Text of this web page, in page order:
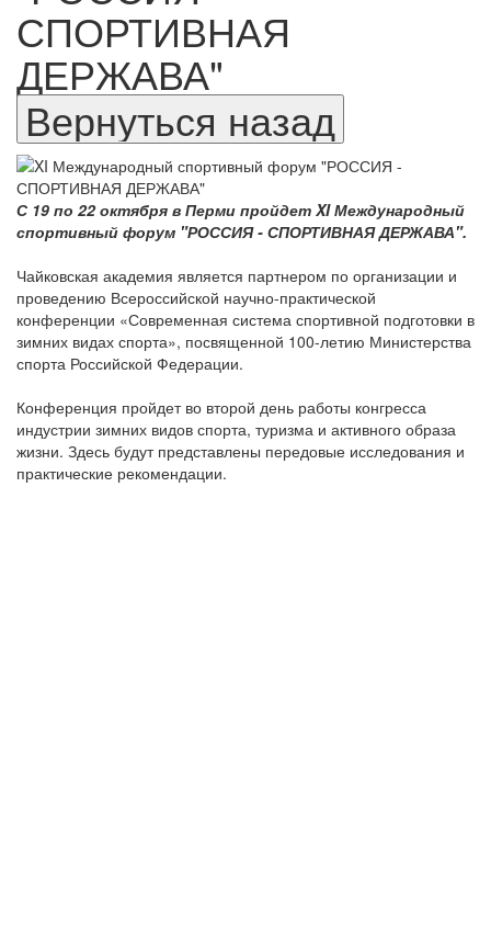
СПОРТИВНАЯ
ДЕРЖАВА"
С 19 по 22 октября в Перми пройдет XI Международный
спортивный форум "РОССИЯ - СПОРТИВНАЯ ДЕРЖАВА".
Чайковская академия является партнером по организации и
проведению Всероссийской научно-практической
конференции «Современная система спортивной подготовки в
зимних видах спорта», посвященной 100-летию Министерства
спорта Российской Федерации.
Конференция пройдет во второй день работы конгресса
индустрии зимних видов спорта, туризма и активного образа
жизни. Здесь будут представлены передовые исследования и
практические рекомендации.